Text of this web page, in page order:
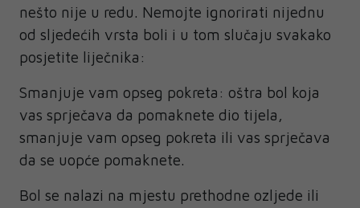
nešto nije u redu. Nemojte ignorirati nijednu
od sljedećih vrsta boli i u tom slučaju svakako
posjetite liječnika:
Smanjuje vam opseg pokreta: oštra bol koja
vas sprječava da pomaknete dio tijela,
smanjuje vam opseg pokreta ili vas sprječava
da se uopće pomaknete.
Bol se nalazi na mjestu prethodne ozljede ili